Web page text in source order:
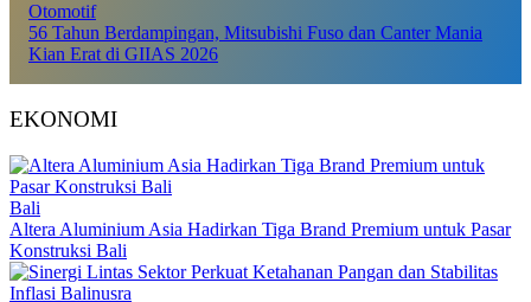
Otomotif
56 Tahun Berdampingan, Mitsubishi Fuso dan Canter Mania
Kian Erat di GIIAS 2026
EKONOMI
Bali
Altera Aluminium Asia Hadirkan Tiga Brand Premium untuk Pasar
Konstruksi Bali